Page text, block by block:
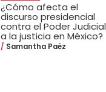
¿Cómo afecta el
discurso presidencial
contra el Poder Judicial
a la justicia en México?
Samantha Paéz